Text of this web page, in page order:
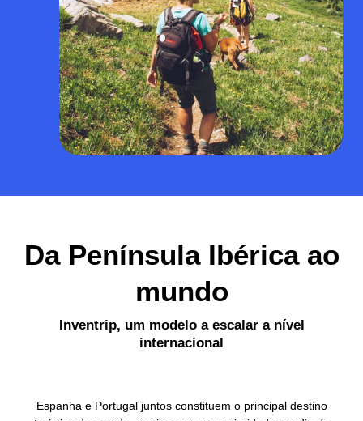
Da Península Ibérica ao
mundo
Inventrip, um modelo a escalar a nível
internacional
Espanha e Portugal juntos constituem o principal destino